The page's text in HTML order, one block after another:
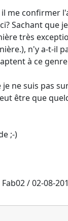
me confirmer
Sachant que
très
n'y a-t-il
à ce genre
je ne suis pas
être que
;-)
/ 02-08-